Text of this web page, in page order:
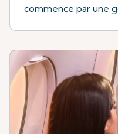
commence par une